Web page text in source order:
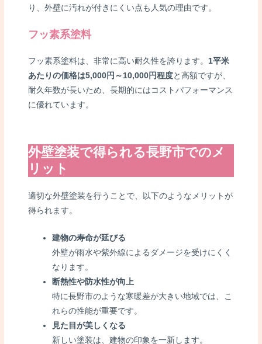
り、外壁に汚れが付きにくい点も人気の理由です。
フッ素系塗料
フッ素系塗料は、非常に高い耐久性を誇ります。1平米
あたりの価格は5,000円～10,000円程度と高額ですが、
耐久年数が長いため、長期的にはコストパフォーマンス
に優れています。
外壁塗装で得られる長野市でのメ
リット
適切な外壁塗装を行うことで、以下のようなメリットが
得られます。
建物の寿命が延びる
外壁が雨水や紫外線によるダメージを受けにくく
なります。
断熱性や防水性が向上
特に長野市のような寒暖差が大きい地域では、こ
れらの性能が重要です。
見た目が美しくなる
新しい塗装は、建物の印象を一新します。